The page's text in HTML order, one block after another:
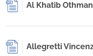
Al Khatib Othman
Allegretti